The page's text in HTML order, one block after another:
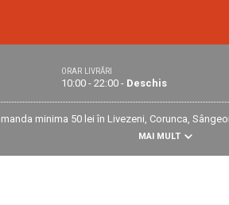
ORAR LIVRĂRI
10:00 - 22:00 - Deschis
minima 50 lei în Livezeni, Corunca,
MAI MULT